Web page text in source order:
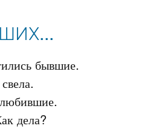
бывшие.